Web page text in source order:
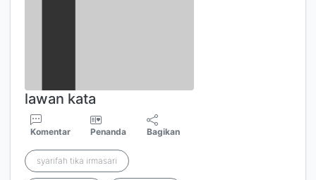
lawan kata
Komentar Penanda Bagikan
syarifah tika irmasari